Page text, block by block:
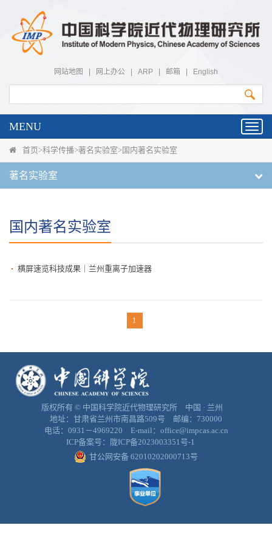
网站地图 网上办公 ARP 邮箱 English
MENU
首页>科学传播>著名实验室>国内著名实验室
著名实验室
国内著名实验室
横屏速览科技成果｜兰州重离子加速器
1
版权所有 © 中国科学院近代物理研究所 中国 · 兰州
地址：甘肃省兰州市南昌路509号 邮编：730000
电话：0931－4969220 E-mail：office@impcas.ac.cn
ICP备案号：
陇ICP备2023003351号-1
甘公网安备 62010202000713号